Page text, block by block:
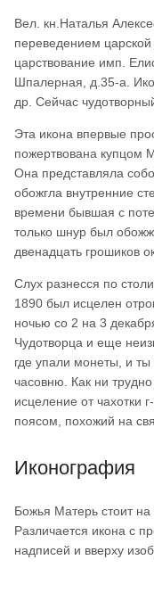
Вел. кн.Наталья
переведением
царствование имп.
Шпалерная, д.35-а.
др. Сейчас
Эта икона впервые
пожертвована купцом
Она представляла
обожгла внутренние
времени бывшая с
только шнур был
двенадцать грошиков
Слух разнесся по
1890 был исцелен
ночью со 2 на 3
Чудотворца и еще
где упали монеты, и
часовню. Как ни
исцеление от чахотки
поясом, похожий на
Иконография
Божья Матерь стоит
Различается икона с
надписей и вверху